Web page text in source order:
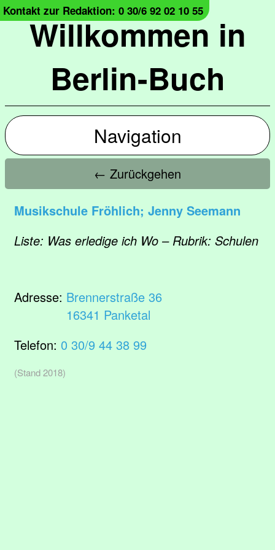
Willkommen in
Berlin-Buch
Kontakt zur Redaktion: 0 30/6 92 02 10 55
Navigation
← Zurückgehen
Musikschule Fröhlich; Jenny Seemann
Liste: Was erledige ich Wo – Rubrik: Schulen
Adresse: Brennerstraße 36
16341 Panketal
Telefon: 0 30/9 44 38 99
(Stand 2018)